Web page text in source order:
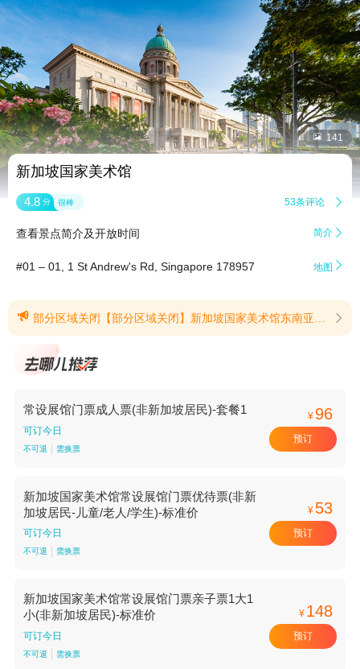
 141
新加坡国家美术馆
4.8 分 很棒 53条评论 
查看景点简介及开放时间 简介 
#01 – 01, 1 St Andrew's Rd, Singapore 178957 地图 
 部分区域关闭【部分区域关闭】新加坡国家美术馆东南亚展厅（UOB Southeast Asia Gallery）将于2026年4月1日起关闭，进行全面翻新。此次闭馆涉及前最高法院翼三至五层的所有展厅，包括四层的UOB探索空间与五层的UOB小剧场。翻新后的展厅预计于2027年底重新开放，将以全新的空间布局与策展视角，呈现19世纪以来的东南亚现当代艺术，并推出全新委约创作作品。在此期间，前最高法院翼一层的前最高法院门厅及三层的历史大堂等其他区域仍照常开放。感谢您的理解与支持！(提示有效期2026/2/25至2027/11/30) 
常设展馆门票成人票(非新加坡居民)-套餐1
可订今日
不可退 需换票
¥ 96
预订
新加坡国家美术馆常设展馆门票优待票(非新
加坡居民-儿童/老人/学生)-标准价
可订今日
不可退 需换票
¥ 53
预订
新加坡国家美术馆常设展馆门票亲子票1大1
小(非新加坡居民)-标准价
可订今日
不可退 需换票
¥ 148
预订
